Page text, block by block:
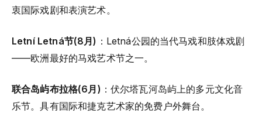
衷国际戏剧和表演艺术。
Letní Letná节(8月) ：Letná公园的当代马戏和肢体戏剧
——欧洲最好的马戏艺术节之一。
联合岛屿布拉格(6月) ：伏尔塔瓦河岛屿上的多元文化音
乐节。具有国际和捷克艺术家的免费户外舞台。